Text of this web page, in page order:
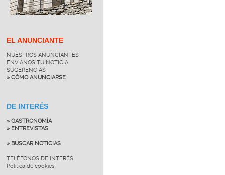
EL ANUNCIANTE
NUESTROS ANUNCIANTES
ENVÍANOS TU NOTICIA
SUGERENCIAS
» CÓMO ANUNCIARSE
DE INTERÉS
» GASTRONOMÍA
» ENTREVISTAS
» BUSCAR NOTICIAS
TELÉFONOS DE INTERÉS
Política de cookies